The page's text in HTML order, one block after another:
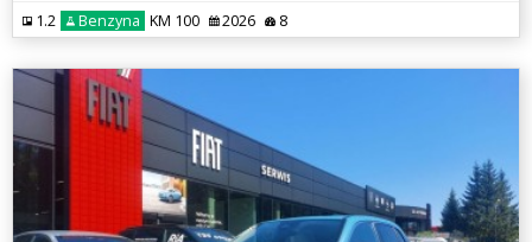
1.2 Benzyna KM 100 2026 8